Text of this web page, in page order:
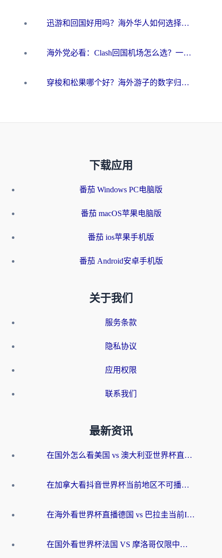
迅游和回国好用吗？海外华人如何选择靠谱的回国加速器
海外党必看：Clash回国机场怎么选？一篇搞定无缝访问国内资源的全攻略
穿梭和松果哪个好？海外游子的数字归乡路，到底该怎么选
下载应用
番茄 Windows PC电脑版
番茄 macOS苹果电脑版
番茄 ios苹果手机版
番茄 Android安卓手机版
关于我们
服务条款
隐私协议
应用权限
联系我们
最新资讯
在国外怎么看美国 vs 澳大利亚世界杯直播？海外党必藏的中文解说观赛指南
在加拿大看抖音世界杯当前地区不可播放？海外党体育观赛终极指南
在海外看世界杯直播德国 vs 巴拉圭当前IP受限制？这篇指南帮你轻松解决地区限制
在国外看世界杯法国 VS 摩洛哥仅限中国大陆？别让地域限制拦下你的欢呼